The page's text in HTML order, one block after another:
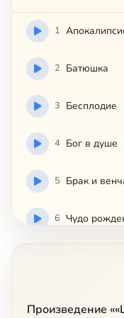
1
2 Батюшка
3 Бесплодие
4 Бог в душе
5 Брак и
6 Чудо
Измена в
Произведение